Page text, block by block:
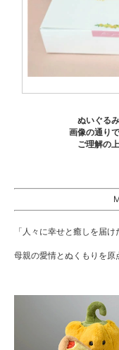
ぬいぐる
画像の通り
ご理解の
「人々に幸せと癒しを届
母親の愛情とぬくもりを原